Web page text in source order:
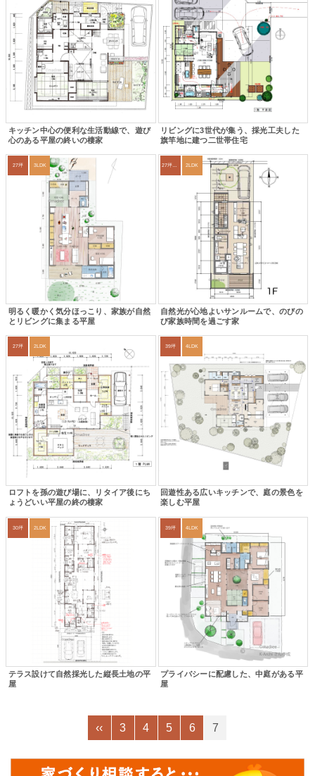
キッチン中心の便利な生活動線で、遊び
心のある平屋の終いの棲家
リビングに3世代が集う、採光工夫した
旗竿地に建つ二世帯住宅
27坪 3LDK
明るく暖かく気分ほっこり、家族が自然
とリビングに集まる平屋
27坪〜30坪 2LDK
自然光が心地よいサンルームで、のびの
び家族時間を過ごす家
27坪 2LDK
ロフトを孫の遊び場に、リタイア後にち
ょうどいい平屋の終の棲家
39坪 4LDK
回遊性ある広いキッチンで、庭の景色を
楽しむ平屋
30坪 2LDK
テラス設けて自然採光した縦長土地の平
屋
39坪 4LDK
プライバシーに配慮した、中庭がある平
屋
‹‹ 3 4 5 6 7